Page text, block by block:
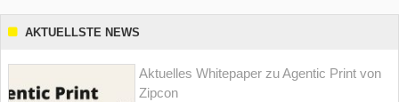
AKTUELLSTE NEWS
Aktuelles Whitepaper zu Agentic Print von
Zipcon